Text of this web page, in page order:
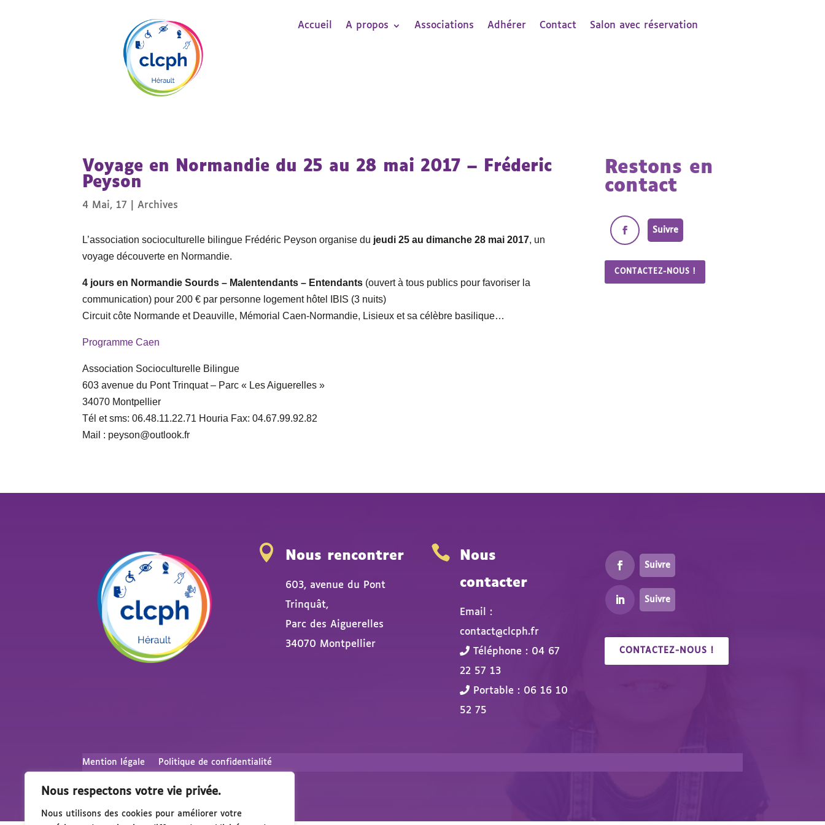
Nous respectons votre vie privée.
Nous utilisons des cookies pour améliorer votre
Accueil A propos Associations Adhérer Contact Salon avec réservation
Voyage en Normandie du 25 au 28 mai 2017 – Fréderic
Peyson
4 Mai, 17 |Archives
L’association socioculturelle bilingue Frédéric Peyson organise du jeudi 25 au dimanche 28 mai 2017, un
voyage découverte en Normandie.
4 jours en Normandie Sourds – Malentendants – Entendants (ouvert à tous publics pour favoriser la
communication) pour 200 € par personne logement hôtel IBIS (3 nuits)
Circuit côte Normande et Deauville, Mémorial Caen-Normandie, Lisieux et sa célèbre basilique…
Programme Caen
Association Socioculturelle Bilingue
603 avenue du Pont Trinquat – Parc « Les Aiguerelles »
34070 Montpellier
Tél et sms: 06.48.11.22.71 Houria Fax: 04.67.99.92.82
Mail : peyson@outlook.fr
Restons en
contact
Suivre
CONTACTEZ-NOUS !
 Nous rencontrer
603, avenue du Pont
Trinquât,
Parc des Aiguerelles
34070 Montpellier

Nous
contacter
Email :
contact@clcph.fr
Téléphone : 04 67
22 57 13
Portable : 06 16 10
52 75
Suivre
Suivre
CONTACTEZ-NOUS !
Mention légale Politique de confidentialité